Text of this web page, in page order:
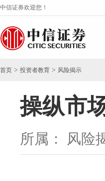
中信证券欢迎您！
首页 > 投资者教育 > 风险揭示
操纵市
所属： 风